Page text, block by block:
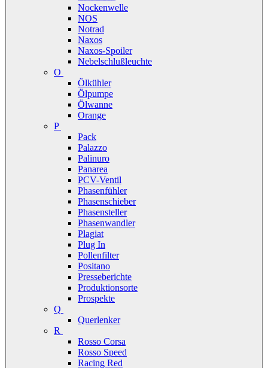
Nockenwelle
NOS
Notrad
Naxos
Naxos-Spoiler
Nebelschlußleuchte
O
Ölkühler
Ölpumpe
Ölwanne
Orange
P
Pack
Palazzo
Palinuro
Panarea
PCV-Ventil
Phasenfühler
Phasenschieber
Phasensteller
Phasenwandler
Plagiat
Plug In
Pollenfilter
Positano
Presseberichte
Produktionsorte
Prospekte
Q
Querlenker
R
Rosso Corsa
Rosso Speed
Racing Red